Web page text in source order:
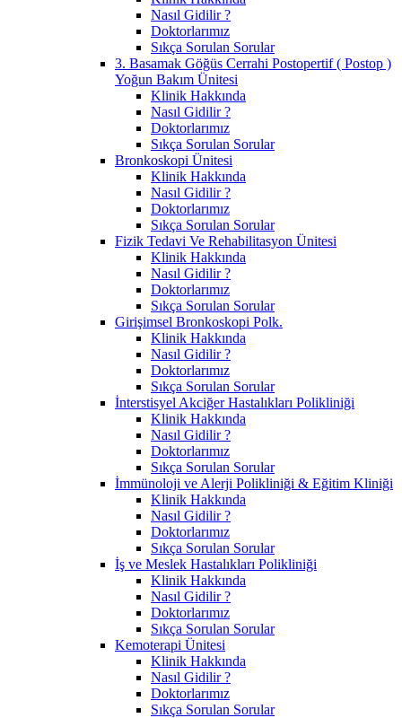
Nasıl Gidilir ?
Doktorlarımız
Sıkça Sorulan Sorular
3. Basamak Göğüs Cerrahi Postopertif ( Postop )
Yoğun Bakım Ünitesi
Klinik Hakkında
Nasıl Gidilir ?
Doktorlarımız
Sıkça Sorulan Sorular
Bronkoskopi Ünitesi
Klinik Hakkında
Nasıl Gidilir ?
Doktorlarımız
Sıkça Sorulan Sorular
Fizik Tedavi Ve Rehabilitasyon Ünitesi
Klinik Hakkında
Nasıl Gidilir ?
Doktorlarımız
Sıkça Sorulan Sorular
Girişimsel Bronkoskopi Polk.
Klinik Hakkında
Nasıl Gidilir ?
Doktorlarımız
Sıkça Sorulan Sorular
İnterstisyel Akciğer Hastalıkları Polikliniği
Klinik Hakkında
Nasıl Gidilir ?
Doktorlarımız
Sıkça Sorulan Sorular
İmmünoloji ve Alerji Polikliniği & Eğitim Kliniği
Klinik Hakkında
Nasıl Gidilir ?
Doktorlarımız
Sıkça Sorulan Sorular
İş ve Meslek Hastalıkları Polikliniği
Klinik Hakkında
Nasıl Gidilir ?
Doktorlarımız
Sıkça Sorulan Sorular
Kemoterapi Ünitesi
Klinik Hakkında
Nasıl Gidilir ?
Doktorlarımız
Sıkça Sorulan Sorular